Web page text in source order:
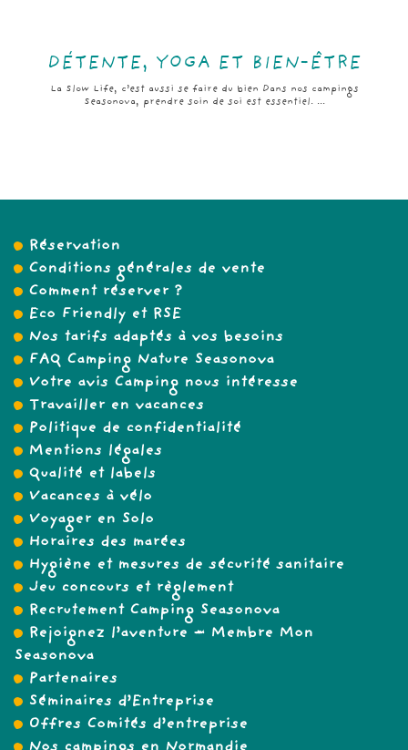
DÉTENTE, YOGA ET BIEN-ÊTRE
La Slow Life, c’est aussi se faire du bien Dans nos campings
Seasonova, prendre soin de soi est essentiel. ...
Réservation
Conditions générales de vente
Comment réserver ?
Eco Friendly et RSE
Nos tarifs adaptés à vos besoins
FAQ Camping Nature Seasonova
Votre avis Camping nous intéresse
Travailler en vacances
Politique de confidentialité
Mentions légales
Qualité et labels
Vacances à vélo
Voyager en Solo
Horaires des marées
Hygiène et mesures de sécurité sanitaire
Jeu concours et règlement
Recrutement Camping Seasonova
Rejoignez l’aventure – Membre Mon
Seasonova
Partenaires
Séminaires d’Entreprise
Offres Comités d’entreprise